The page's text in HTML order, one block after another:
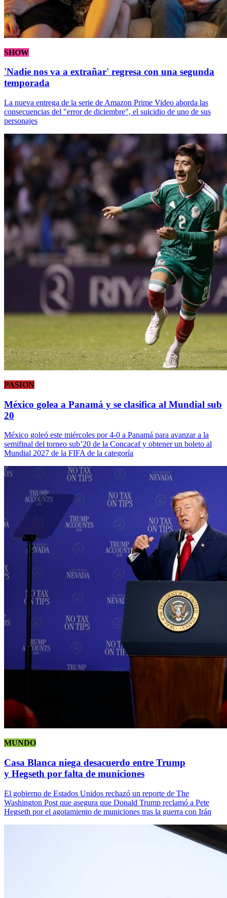
SHOW
'Nadie nos va a extrañar' regresa con una segunda
temporada
La nueva entrega de la serie de Amazon Prime Video aborda las
consecuencias del "error de diciembre", el suicidio de uno de sus
personajes
PASION
México golea a Panamá y se clasifica al Mundial sub
20
México goleó este miércoles por 4-0 a Panamá para avanzar a la
semifinal del torneo sub’20 de la Concacaf y obtener un boleto al
Mundial 2027 de la FIFA de la categoría
MUNDO
Casa Blanca niega desacuerdo entre Trump
y Hegseth por falta de municiones
El gobierno de Estados Unidos rechazó un reporte de The
Washington Post que asegura que Donald Trump reclamó a Pete
Hegseth por el agotamiento de municiones tras la guerra con Irán